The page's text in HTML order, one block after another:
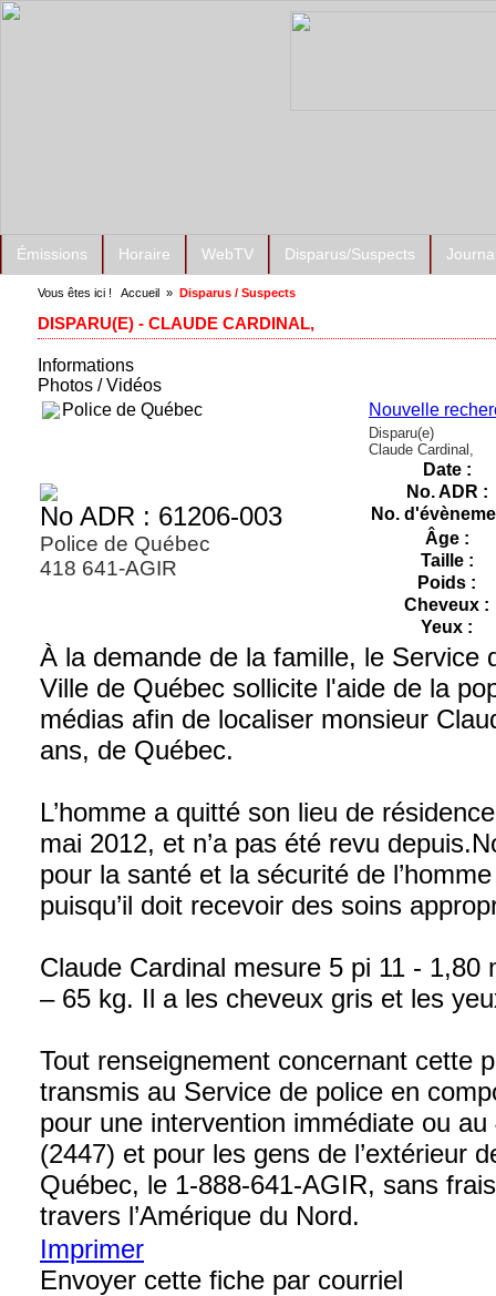
Émissions Horaire WebTV Disparus/Suspects
Vous êtes ici ! Accueil » Disparus / Suspects
DISPARU(E) - CLAUDE CARDINAL,
Informations
Photos / Vidéos
Police de Québec
Nouvelle
No ADR : 61206-003
Police de Québec
418 641-AGIR
Disparu(e)
Claude Cardinal,
Date :
No. ADR :
No.
Âge :
Taille :
Poids :
Cheveux :
Yeux :
À la demande de la famille, le Service
Ville de Québec sollicite l'aide de la
médias afin de localiser monsieur
ans, de Québec.
L’homme a quitté son lieu de
mai 2012, et n’a pas été revu
pour la santé et la sécurité de
puisqu’il doit recevoir des soins
Claude Cardinal mesure 5 pi 11 - 1,80
– 65 kg. Il a les cheveux gris et les
Tout renseignement concernant cette
transmis au Service de police en
pour une intervention immédiate ou
(2447) et pour les gens de l’extérieur
Québec, le 1-888-641-AGIR, sans
travers l’Amérique du Nord.
Imprimer
Envoyer cette fiche par courriel